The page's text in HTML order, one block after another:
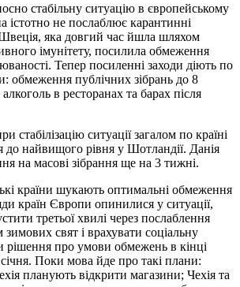
стабільну ситуацію в європейському
істотно не послаблює карантинні
яка довгий час йшла шляхом
імунітету, посилила обмеження
Тепер посиленні заходи діють по
обмеження публічних зібрань до 8
в ресторанах та барах після
стабілізацію ситуації загалом по країні
найвищого рівня у Шотландії. Данія
на масові зібрання ще на 3 тижні.
країни шукають оптимальні обмеження
країн Європи опинилися у ситуації,
третьої хвилі через послаблення
свят і врахувати соціальну
про умови обмежень в кінці
Поки мова йде про такі плани:
планують відкрити магазини; Чехія та